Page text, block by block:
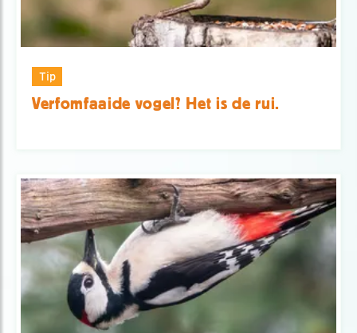
Tip
Verfomfaaide vogel? Het is de rui.